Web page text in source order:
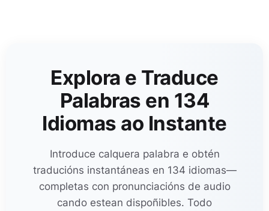
Explora e Traduce
Palabras en 134
Idiomas ao Instante
Introduce calquera palabra e obtén
traducións instantáneas en 134 idiomas—
completas con pronunciacións de audio
cando estean dispoñibles. Todo